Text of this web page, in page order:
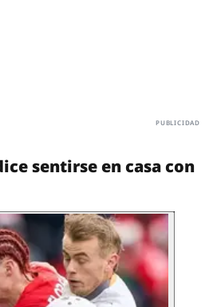
sentirse en casa con